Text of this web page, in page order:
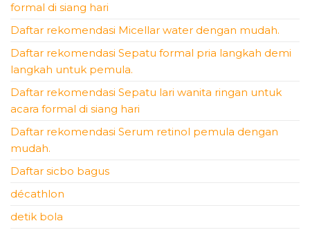
formal di siang hari
Daftar rekomendasi Micellar water dengan mudah.
Daftar rekomendasi Sepatu formal pria langkah demi
langkah untuk pemula.
Daftar rekomendasi Sepatu lari wanita ringan untuk
acara formal di siang hari
Daftar rekomendasi Serum retinol pemula dengan
mudah.
Daftar sicbo bagus
décathlon
detik bola